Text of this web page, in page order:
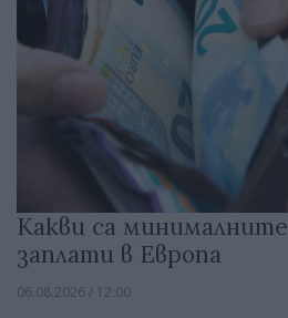
Какви са минималните
заплати в Европа
06.08.2026 / 12:00